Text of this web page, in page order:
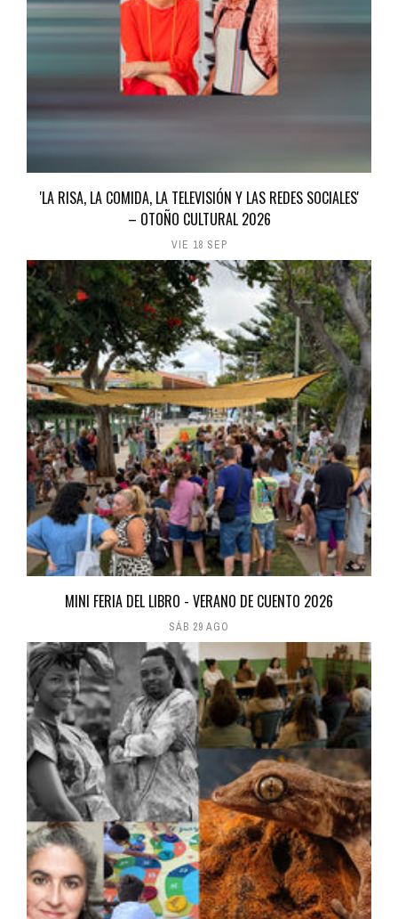
'LA RISA, LA COMIDA, LA TELEVISIÓN Y LAS REDES SOCIALES'
– OTOÑO CULTURAL 2026
VIE 18 SEP
MINI FERIA DEL LIBRO - VERANO DE CUENTO 2026
SÁB 29 AGO